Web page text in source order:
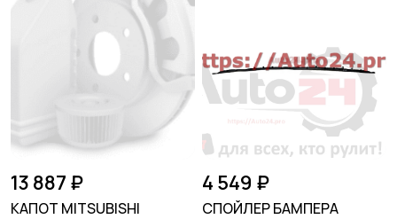
13 887 ₽
КАПОТ MITSUBISHI
4 549 ₽
СПОЙЛЕР БАМПЕРА